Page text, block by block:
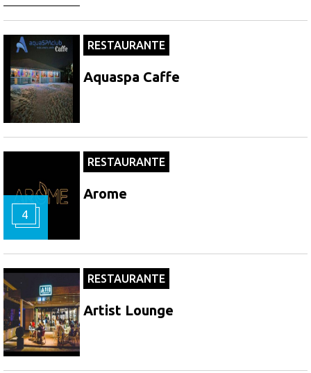
RESTAURANTE
Aquaspa Caffe
4
RESTAURANTE
Arome
RESTAURANTE
Artist Lounge